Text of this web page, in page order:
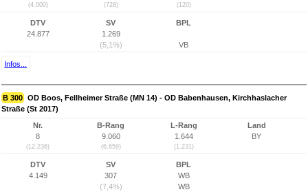
(4.000) (728) (120)
DTV
24.877
SV
1.269
(5,1%)
BPL
VB
Infos...
B 300 OD Boos, Fellheimer Straße (MN 14) - OD Babenhausen, Kirchhaslacher
Straße (St 2017)
Nr.
8
(12.236)
B-Rang
9.060
(6.659)
L-Rang
1.644
(1.231)
Land
BY
DTV
4.149
SV
307
(7,4%)
BPL
WB
WB